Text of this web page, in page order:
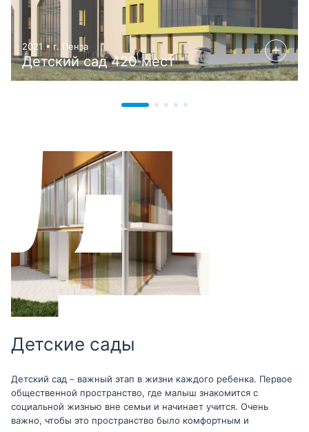
2021 • г. Пенза
Детский сад 420 мест
Детские сады
Детский сад – важный этап в жизни каждого ребенка. Первое
общественной пространство, где малыш знакомится с
социальной жизнью вне семьи и начинает учится. Очень
важно, чтобы это пространство было комфортным и